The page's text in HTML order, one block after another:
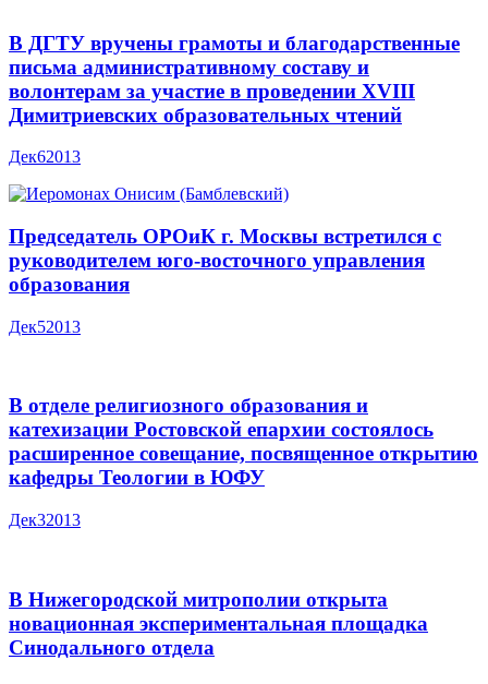
В ДГТУ вручены грамоты и благодарственные
письма административному составу и
волонтерам за участие в проведении XVIII
Димитриевских образовательных чтений
Дек62013
Председатель ОРОиК г. Москвы встретился с
руководителем юго-восточного управления
образования
Дек52013
В отделе религиозного образования и
катехизации Ростовской епархии состоялось
расширенное совещание, посвященное открытию
кафедры Теологии в ЮФУ
Дек32013
В Нижегородской митрополии открыта
новационная экспериментальная площадка
Синодального отдела